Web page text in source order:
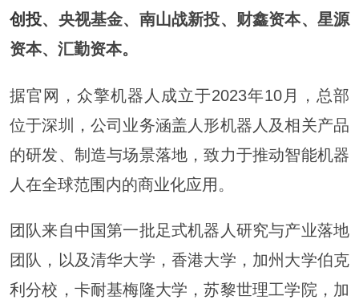
创投、央视基金、南山战新投、财鑫资本、星源
资本、汇勤资本。
据官网，众擎机器人成立于2023年10月，总部
位于深圳，公司业务涵盖人形机器人及相关产品
的研发、制造与场景落地，致力于推动智能机器
人在全球范围内的商业化应用。
团队来自中国第一批足式机器人研究与产业落地
团队，以及清华大学，香港大学，加州大学伯克
利分校，卡耐基梅隆大学，苏黎世理工学院，加